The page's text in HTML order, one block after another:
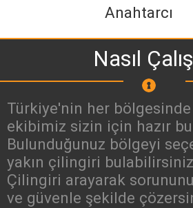
Anahtarcı
Nasıl
Türkiye'nin her
ekibimiz sizin için hazır
Bulunduğunuz bölgeyi
yakın çilingiri
Çilingiri arayarak
ve güvenle şekilde